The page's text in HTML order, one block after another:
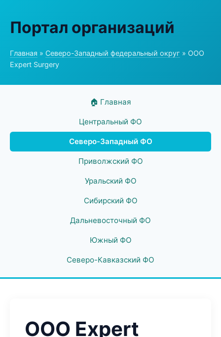
Портал организаций
Главная » Северо-Западный федеральный округ » ООО
Expert Surgery
🏠 Главная
Центральный ФО
Северо-Западный ФО
Приволжский ФО
Уральский ФО
Сибирский ФО
Дальневосточный ФО
Южный ФО
Северо-Кавказский ФО
ООО Expert